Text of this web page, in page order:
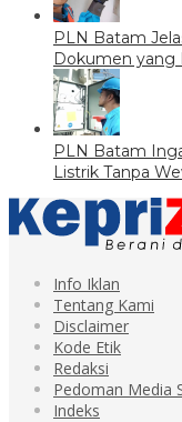
PLN Batam
Dokumen yang
PLN Batam
Listrik Tanpa
Info Iklan
Tentang Kami
Disclaimer
Kode Etik
Redaksi
Pedoman Media
Indeks